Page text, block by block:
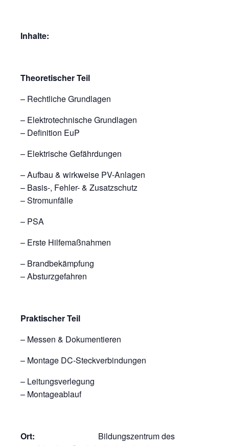
Inhalte:
Theoretischer Teil
– Rechtliche Grundlagen
– Elektrotechnische Grundlagen
– Definition EuP
– Elektrische Gefährdungen
– Aufbau & wirkweise PV-Anlagen
– Basis-, Fehler- & Zusatzschutz
– Stromunfälle
– PSA
– Erste Hilfemaßnahmen
– Brandbekämpfung
– Absturzgefahren
Praktischer Teil
– Messen & Dokumentieren
– Montage DC-Steckverbindungen
– Leitungsverlegung
– Montageablauf
Ort: Bildungszentrum des